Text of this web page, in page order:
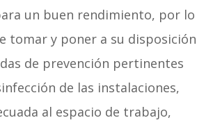
un buen rendimiento, por lo
tomar y poner a su disposición
de prevención pertinentes
de las instalaciones,
al espacio de trabajo,